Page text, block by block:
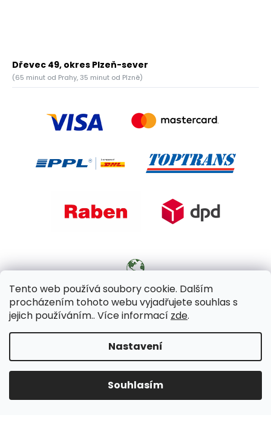
Tento web používá soubory cookie. Dalším
procházením tohoto webu vyjadřujete souhlas s
jejich používáním.. Více informací zde.
Nastavení
Souhlasím
Dřevec 49, okres Plzeň-sever
(65 minut od Prahy, 35 minut od Plzně)
DesignShoptetak.cz|Vytvořil Shoptet
Copyright 2026KULHÁNEK zahradní nábytek. Všechna
práva vyhrazena.